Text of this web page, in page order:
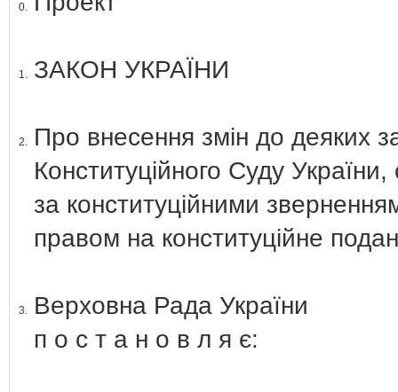
0.
1. ЗАКОН УКРАЇНИ
2.
Про внесення змін до деяких
Конституційного Суду
за конституційними
правом на конституційне
3.
Верховна Рада України
п о с т а н о в л я є: